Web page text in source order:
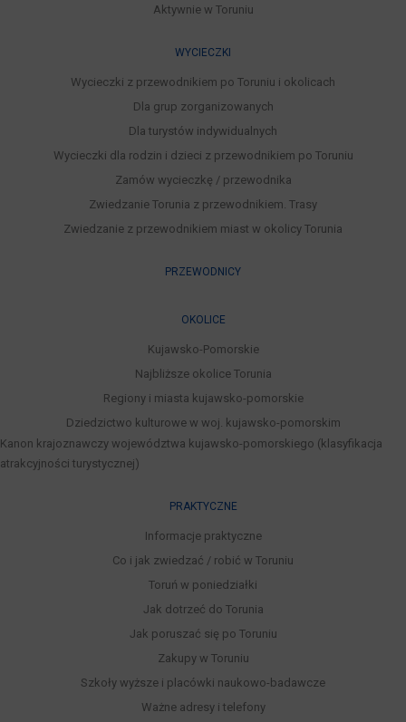
Aktywnie w Toruniu
WYCIECZKI
Wycieczki z przewodnikiem po Toruniu i okolicach
Dla grup zorganizowanych
Dla turystów indywidualnych
Wycieczki dla rodzin i dzieci z przewodnikiem po Toruniu
Zamów wycieczkę / przewodnika
Zwiedzanie Torunia z przewodnikiem. Trasy
Zwiedzanie z przewodnikiem miast w okolicy Torunia
PRZEWODNICY
OKOLICE
Kujawsko-Pomorskie
Najbliższe okolice Torunia
Regiony i miasta kujawsko-pomorskie
Dziedzictwo kulturowe w woj. kujawsko-pomorskim
Kanon krajoznawczy województwa kujawsko-pomorskiego (klasyfikacja
atrakcyjności turystycznej)
PRAKTYCZNE
Informacje praktyczne
Co i jak zwiedzać / robić w Toruniu
Toruń w poniedziałki
Jak dotrzeć do Torunia
Jak poruszać się po Toruniu
Zakupy w Toruniu
Szkoły wyższe i placówki naukowo-badawcze
Ważne adresy i telefony